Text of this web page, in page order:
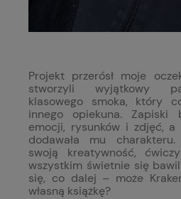
Projekt przerósł moje
stworzyli wyjątkowy
klasowego smoka, który
innego opiekuna. Zapiski
emocji, rysunków i zdjęć,
dodawała mu
swoją kreatywność,
wszystkim świetnie się
się, co dalej – może
własną książkę?